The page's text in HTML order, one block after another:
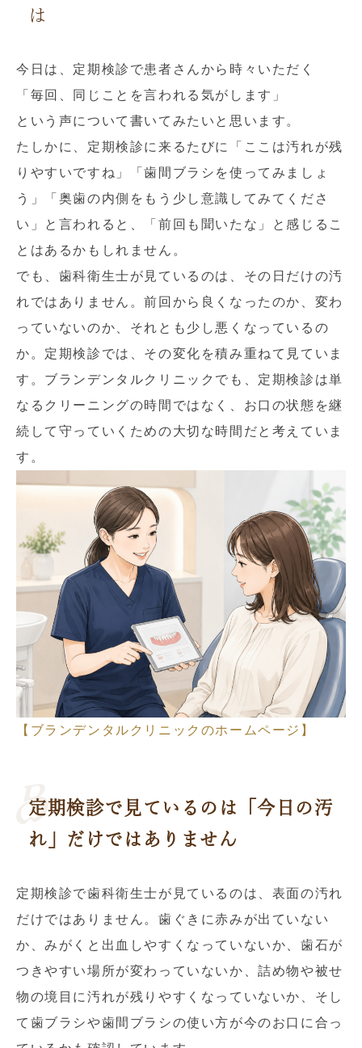
は
今日は、定期検診で患者さんから時々いただく
「毎回、同じことを言われる気がします」
という声について書いてみたいと思います。
たしかに、定期検診に来るたびに「ここは汚れが残
りやすいですね」「歯間ブラシを使ってみましょ
う」「奥歯の内側をもう少し意識してみてくださ
い」と言われると、「前回も聞いたな」と感じるこ
とはあるかもしれません。
でも、歯科衛生士が見ているのは、その日だけの汚
れではありません。前回から良くなったのか、変わ
っていないのか、それとも少し悪くなっているの
か。定期検診では、その変化を積み重ねて見ていま
す。ブランデンタルクリニックでも、定期検診は単
なるクリーニングの時間ではなく、お口の状態を継
続して守っていくための大切な時間だと考えていま
す。
【ブランデンタルクリニックのホームページ】
定期検診で見ているのは「今日の汚
れ」だけではありません
定期検診で歯科衛生士が見ているのは、表面の汚れ
だけではありません。歯ぐきに赤みが出ていない
か、みがくと出血しやすくなっていないか、歯石が
つきやすい場所が変わっていないか、詰め物や被せ
物の境目に汚れが残りやすくなっていないか、そし
て歯ブラシや歯間ブラシの使い方が今のお口に合っ